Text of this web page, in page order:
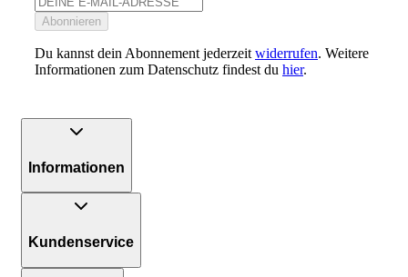
Abonnieren
Du kannst dein Abonnement jederzeit widerrufen. Weitere
Informationen zum Datenschutz findest du hier.
Informationen
Kundenservice